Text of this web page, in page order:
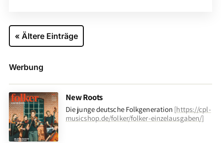
« Ältere Einträge
Werbung
New Roots
Die junge deutsche Folkgeneration [https://cpl-
musicshop.de/folker/folker-einzelausgaben/]